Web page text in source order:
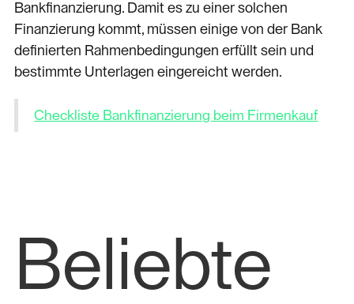
Bankfinanzierung. Damit es zu einer solchen
Finanzierung kommt, müssen einige von der Bank
definierten Rahmenbedingungen erfüllt sein und
bestimmte Unterlagen eingereicht werden.
Checkliste Bankfinanzierung beim Firmenkauf
Beliebte